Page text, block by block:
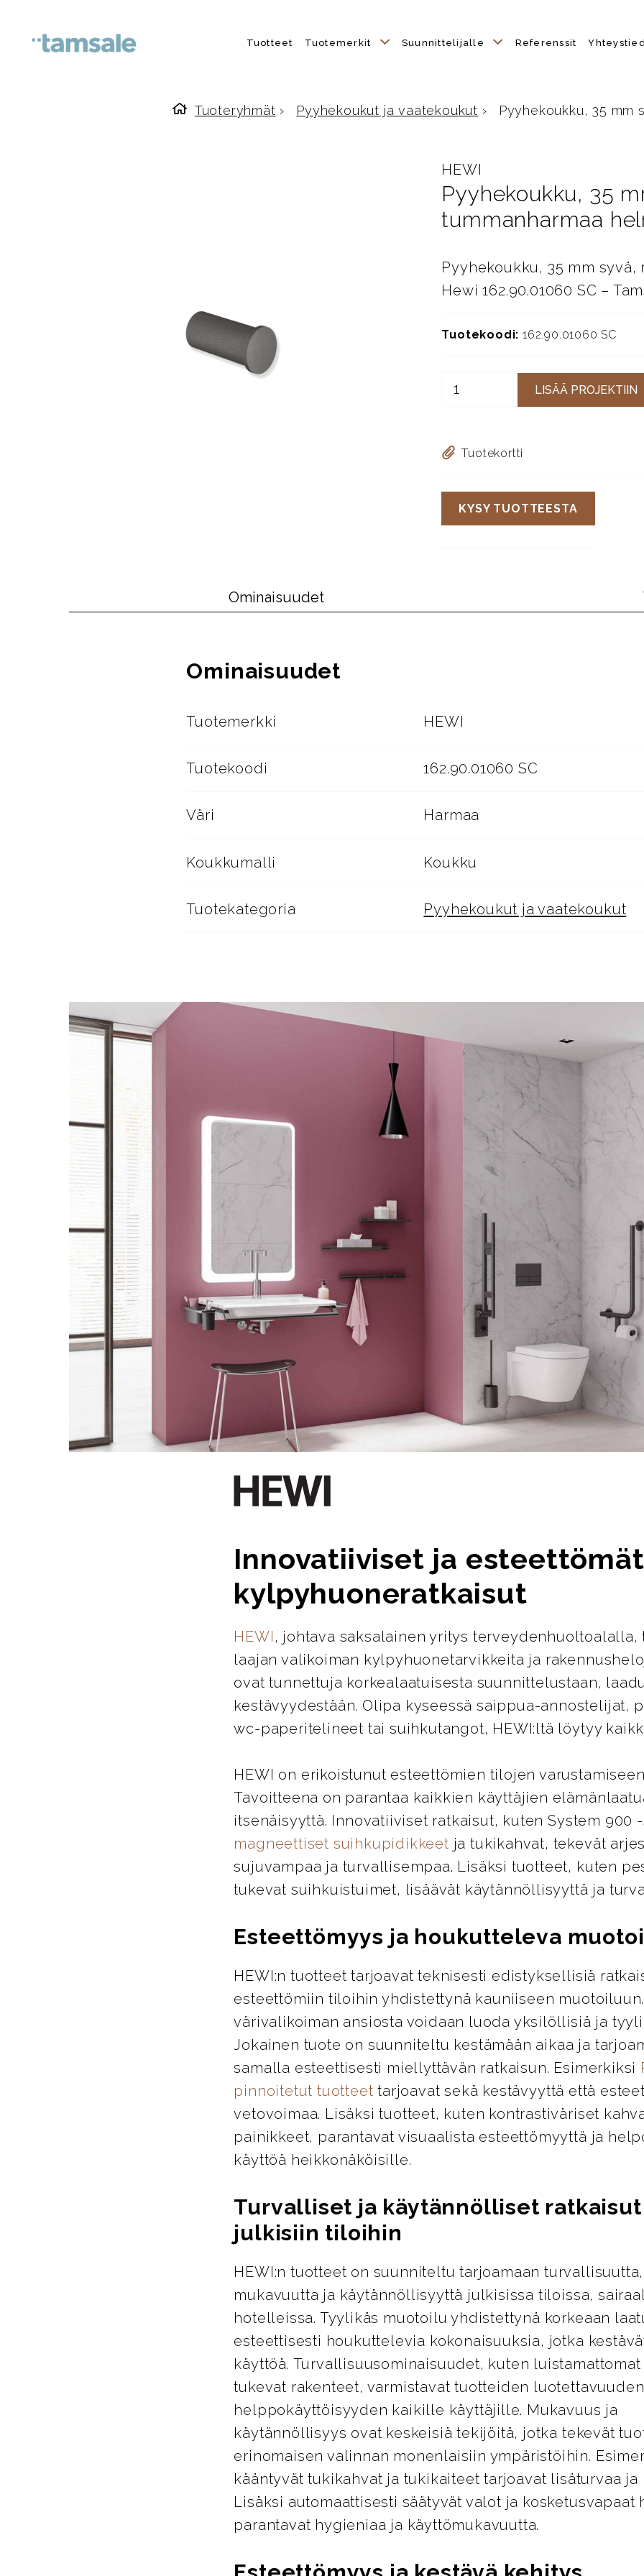
Tuotteet Tuotemerkit Suunnittelijalle Referenssit
Etusivulle
Tuoteryhmät › Pyyhekoukut ja vaatekoukut › Pyyhekoukku, 35 mm
HEWI
Pyyhekoukku, 35
tummanharmaa
Pyyhekoukku, 35 mm
Hewi 162.90.01060 SC –
Tuotekoodi: 162.90.01060 SC
LISÄÄ PROJEKTIIN
Tuotekortti
KYSY TUOTTEESTA
Ominaisuudet
Ominaisuudet
Tuotemerkki HEWI
Tuotekoodi 162.90.01060 SC
Väri Harmaa
Koukkumalli Koukku
Tuotekategoria Pyyhekoukut ja vaatekoukut
Innovatiiviset ja esteettömät
kylpyhuoneratkaisut
HEWI , johtava saksalainen yritys terveydenhuoltoalalla,
laajan valikoiman kylpyhuonetarvikkeita ja
ovat tunnettuja korkealaatuisesta suunnittelustaan,
kestävyydestään. Olipa kyseessä saippua-annostelijat,
wc-paperitelineet tai suihkutangot, HEWI:ltä löytyy
HEWI on erikoistunut esteettömien tilojen
Tavoitteena on parantaa kaikkien käyttäjien
itsenäisyyttä. Innovatiiviset ratkaisut, kuten System 900
magneettiset suihkupidikkeet ja tukikahvat, tekevät
sujuvampaa ja turvallisempaa. Lisäksi tuotteet, kuten
tukevat suihkuistuimet, lisäävät käytännöllisyyttä ja
Esteettömyys ja houkutteleva
HEWI:n tuotteet tarjoavat teknisesti edistyksellisiä
esteettömiin tiloihin yhdistettynä kauniiseen
värivalikoiman ansiosta voidaan luoda yksilöllisiä ja
Jokainen tuote on suunniteltu kestämään aikaa ja
samalla esteettisesti miellyttävän ratkaisun. Esimerkiksi
pinnoitetut tuotteet tarjoavat sekä kestävyyttä että
vetovoimaa. Lisäksi tuotteet, kuten kontrastiväriset
painikkeet, parantavat visuaalista esteettömyyttä ja
käyttöä heikkonäköisille.
Turvalliset ja käytännölliset ratkaisut
julkisiin tiloihin
HEWI:n tuotteet on suunniteltu tarjoamaan turvallisuutta,
mukavuutta ja käytännöllisyyttä julkisissa tiloissa,
hotelleissa. Tyylikäs muotoilu yhdistettynä korkeaan
esteettisesti houkuttelevia kokonaisuuksia, jotka
käyttöä. Turvallisuusominaisuudet, kuten
tukevat rakenteet, varmistavat tuotteiden
helppokäyttöisyyden kaikille käyttäjille. Mukavuus ja
käytännöllisyys ovat keskeisiä tekijöitä, jotka tekevät
erinomaisen valinnan monenlaisiin ympäristöihin.
kääntyvät tukikahvat ja tukikaiteet tarjoavat lisäturvaa ja
Lisäksi automaattisesti säätyvät valot ja kosketusvapaat
parantavat hygieniaa ja käyttömukavuutta.